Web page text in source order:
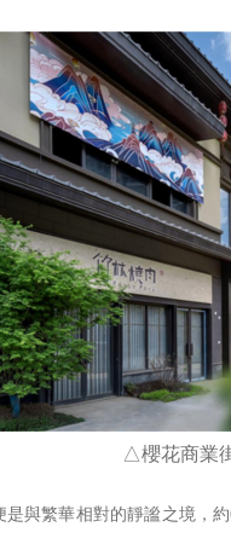
△櫻花商業
是與繁華相對的靜謐之境，約